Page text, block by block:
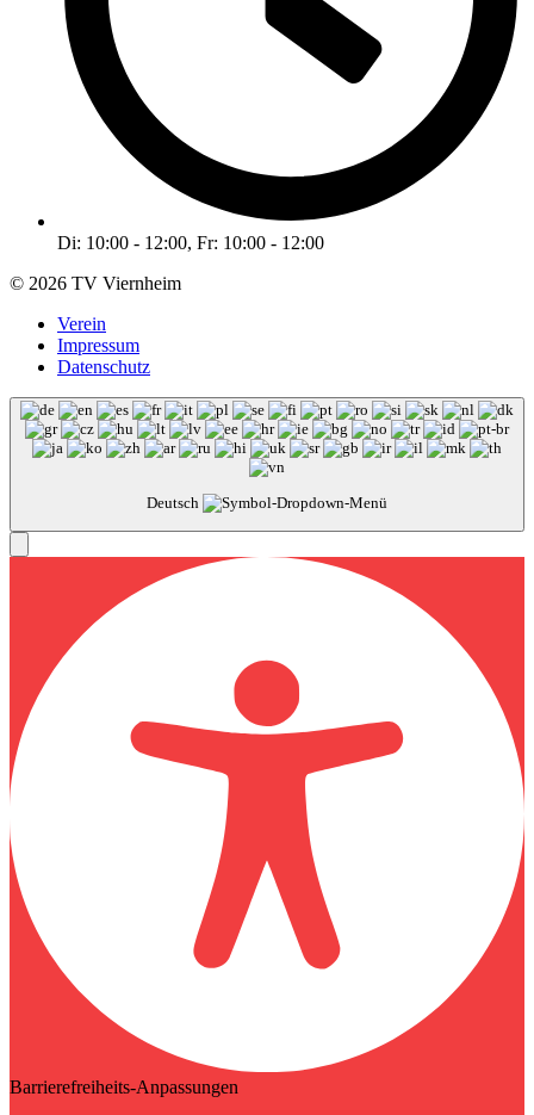
Di: 10:00 - 12:00, Fr: 10:00 - 12:00
© 2026 TV Viernheim
Verein
Impressum
Datenschutz
Deutsch
Barrierefreiheits-Anpassungen